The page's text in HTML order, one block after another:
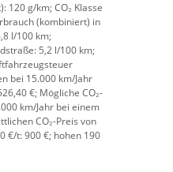
120 g/km;CO₂ Klasse
(kombiniert) in
l/100 km;
5,2 l/100 km;
bei 15.000 km/Jahr
€; Mögliche CO₂-
km/Jahr bei einem
CO₂-Preis von
€/t: 900 €; hohen 190